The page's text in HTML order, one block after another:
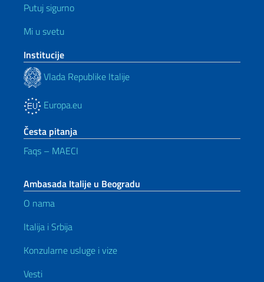
Putuj sigurno
Mi u svetu
Institucije
Vlada Republike Italije
Europa.eu
Česta pitanja
Faqs – MAECI
Ambasada Italije u Beogradu
O nama
Italija i Srbija
Konzularne usluge i vize
Vesti